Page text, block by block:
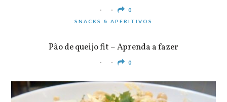
0
SNACKS & APERITIVOS
Pão de queijo fit – Aprenda a fazer
0